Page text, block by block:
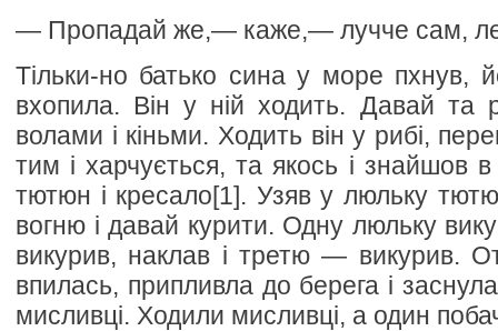
— Пропадай же,— каже,— лучче сам,
Тільки-но батько сина у море пхнув,
вхопила. Він у ній ходить. Давай та
волами і кіньми. Ходить він у рибі,
тим і харчується, та якось і знайшов
тютюн і кресало[1]. Узяв у люльку
вогню і давай курити. Одну люльку
викурив, наклав і третю — викурив.
впилась, припливла до берега і
мисливці. Ходили мисливці, а один